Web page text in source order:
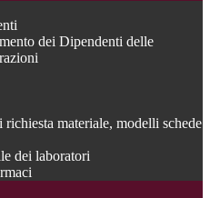
dei Dipendenti delle
materiale, modelli schede
dei laboratori